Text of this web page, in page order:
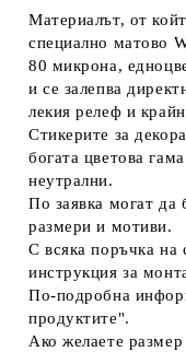
Материалът, от
специално матово
80 микрона,
и се залепва
лекия релеф и
Стикерите за
богата цветова
неутрални.
По заявка могат да
размери и мотиви.
С всяка поръчка на
инструкция за
По-подробна
продуктите".
Ако желаете